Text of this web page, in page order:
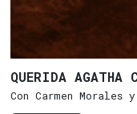
QUERIDA AGATHA
Con Carmen Morales